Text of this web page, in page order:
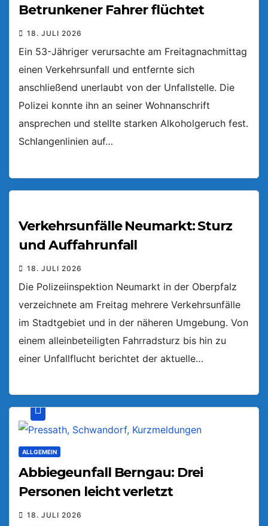
Betrunkener Fahrer flüchtet
18. JULI 2026
Ein 53-Jähriger verursachte am Freitagnachmittag
einen Verkehrsunfall und entfernte sich
anschließend unerlaubt von der Unfallstelle. Die
Polizei konnte ihn an seiner Wohnanschrift
ansprechen und stellte starken Alkoholgeruch fest.
Schlangenlinien auf…
Verkehrsunfälle Neumarkt: Sturz
und Auffahrunfall
18. JULI 2026
Die Polizeiinspektion Neumarkt in der Oberpfalz
verzeichnete am Freitag mehrere Verkehrsunfälle
im Stadtgebiet und in der näheren Umgebung. Von
einem alleinbeteiligten Fahrradsturz bis hin zu
einer Unfallflucht berichtet der aktuelle…
ALLGEMEIN
Abbiegeunfall Berngau: Drei
Personen leicht verletzt
18. JULI 2026